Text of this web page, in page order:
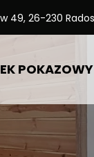
49, 26-230
ŚWIERK
BRATEK
POKAZOWY